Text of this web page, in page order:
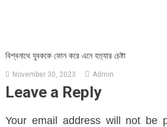
বিশ্বনাথে যুবককে ফোন করে এনে হত্যার চেষ্টা
November 30, 2023 Admin
Leave a Reply
Your email address will not be